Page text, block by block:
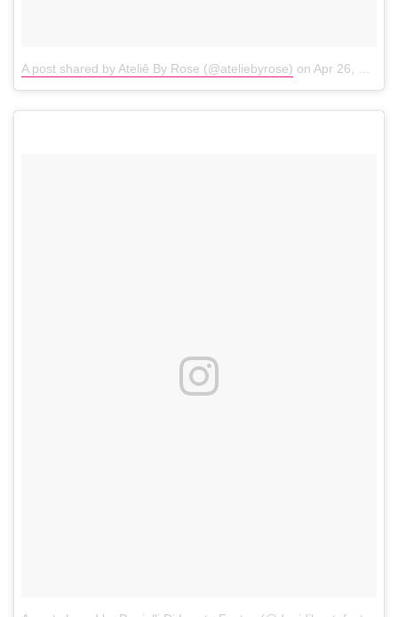
A post shared by Ateliê By Rose (@ateliebyrose) on Apr 26, 2018 at 5:35am PDT